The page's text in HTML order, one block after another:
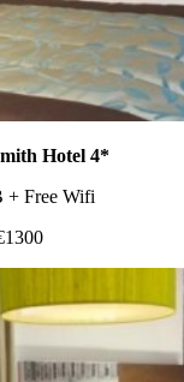
Hotel 4*
+ Free Wifi